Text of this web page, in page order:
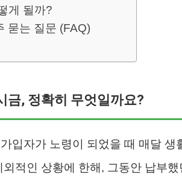
게 될까?
묻는 질문 (FAQ)
금, 정확히 무엇일까요?
입자가 노령이 되었을 때 매달 생
적인 상황에 한해, 그동안 납부